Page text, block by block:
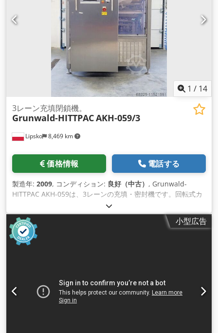
1 / 14
Lipsko 8,469 km
3レーン充填閉鎖機。
Grunwald-HITTPACAKH-059/3
価格情報 電話する
製造年: 2009, コンディション: 良好（中古） , Grunwald-
HITTPAC AKH-059は、3レーンの充填・密封機です。回転式カ
ップ充填機は、ヨーグルト、パテ、ケフィア、クリームチー
ズ、その他同様の粘性 物質や半液体物質など、様々な製品を効
率的にカップに充填・密封するように設計された包装機器の一
種です。これらの機械は、一般的に食品 や 乳製品業界で使用
されています。 この機械は回転システムで作動し、複数のカッ
法：110 x 80mm (150g) モーターと真空ポンプは保護され、テ
ーブルトップの下、機械フレーム内に設置されています。
Djdpfx Aem Ux Tisfnjck 寸法長さ: 2300 x 幅: 1800 x 高さ:
小型広告